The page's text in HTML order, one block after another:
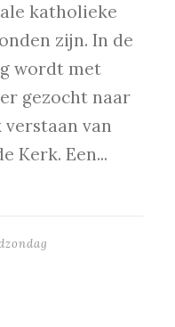
katholieke
zijn. In de
wordt met
gezocht naar
verstaan van
Kerk. Een...